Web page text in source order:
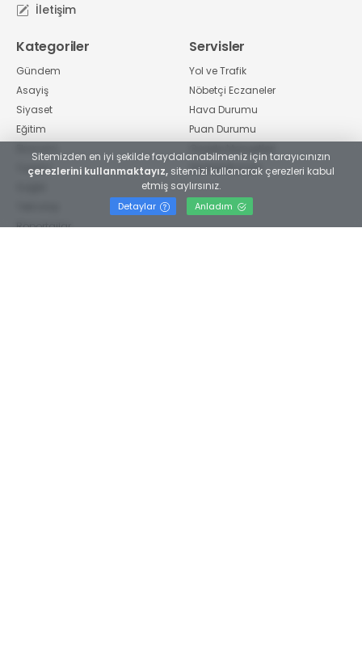
İletişim
Kategoriler
Gündem
Asayiş
Siyaset
Eğitim
Yaşam
Röportajlar
Servisler
Yol ve Trafik
Nöbetçi Eczaneler
Hava Durumu
Puan Durumu
Günlük Burçlar
Sitemizden en iyi şekilde faydalanabilmeniz için tarayıcınızın
çerezlerini kullanmaktayız, sitemizi kullanarak çerezleri kabul
etmiş saylırsınız.
Detaylar Anladım